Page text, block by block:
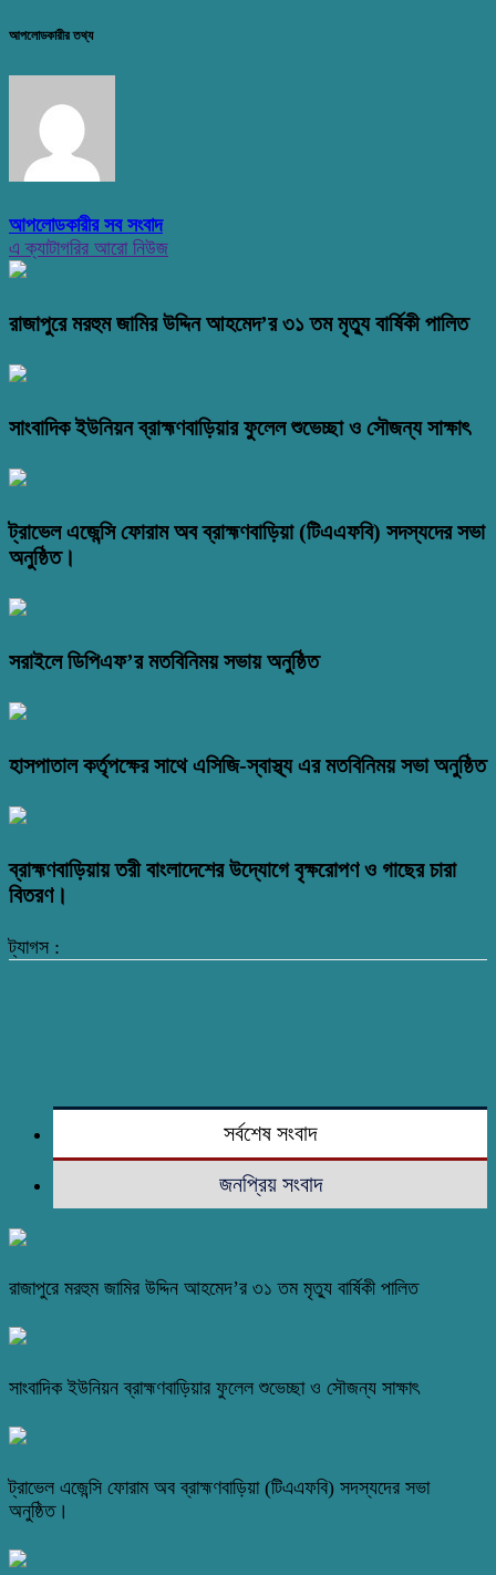
আপলোডকারীর তথ্য
আপলোডকারীর সব সংবাদ
এ ক্যাটাগরির আরো নিউজ
রাজাপুরে মরহুম জামির উদ্দিন আহমেদ’র ৩১ তম মৃত্যু বার্ষিকী পালিত
সাংবাদিক ইউনিয়ন ব্রাহ্মণবাড়িয়ার ফুলেল শুভেচ্ছা ও সৌজন্য সাক্ষাৎ
ট্রাভেল এজেন্সি ফোরাম অব ব্রাহ্মণবাড়িয়া (টিএএফবি) সদস্যদের সভা
অনুষ্ঠিত।
সরাইলে ডিপিএফ’র মতবিনিময় সভায় অনুষ্ঠিত
হাসপাতাল কর্তৃপক্ষের সাথে এসিজি-স্বাস্থ্য এর মতবিনিময় সভা অনুষ্ঠিত
ব্রাহ্মণবাড়িয়ায় তরী বাংলাদেশের উদ্যোগে বৃক্ষরোপণ ও গাছের চারা
বিতরণ।
ট্যাগস :
সর্বশেষ সংবাদ
জনপ্রিয় সংবাদ
রাজাপুরে মরহুম জামির উদ্দিন আহমেদ’র ৩১ তম মৃত্যু বার্ষিকী পালিত
সাংবাদিক ইউনিয়ন ব্রাহ্মণবাড়িয়ার ফুলেল শুভেচ্ছা ও সৌজন্য সাক্ষাৎ
ট্রাভেল এজেন্সি ফোরাম অব ব্রাহ্মণবাড়িয়া (টিএএফবি) সদস্যদের সভা
অনুষ্ঠিত।